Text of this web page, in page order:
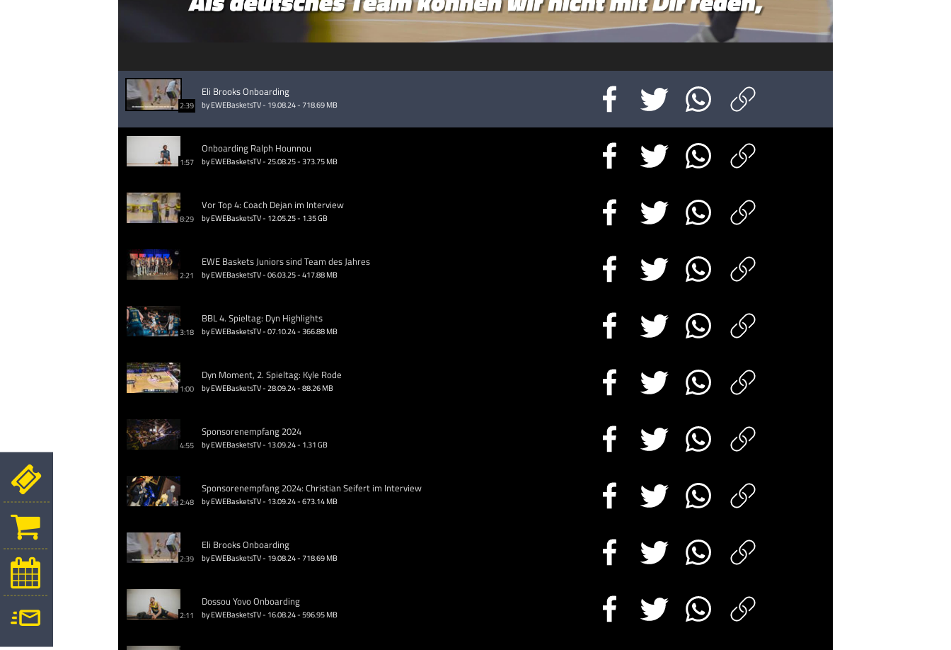
2:39
Eli Brooks Onboarding
by EWEBasketsTV - 19.08.24 - 718.69 MB
1:57
Onboarding Ralph Hounnou
by EWEBasketsTV - 25.08.25 - 373.75 MB
8:29
Vor Top 4: Coach Dejan im Interview
by EWEBasketsTV - 12.05.25 - 1.35 GB
2:21
EWE Baskets Juniors sind Team des Jahres
by EWEBasketsTV - 06.03.25 - 417.88 MB
3:18
BBL 4. Spieltag: Dyn Highlights
by EWEBasketsTV - 07.10.24 - 366.88 MB
1:00
Dyn Moment, 2. Spieltag: Kyle Rode
by EWEBasketsTV - 28.09.24 - 88.26 MB
4:55
Sponsorenempfang 2024
by EWEBasketsTV - 13.09.24 - 1.31 GB
2:48
Sponsorenempfang 2024: Christian Seifert im Interview
by EWEBasketsTV - 13.09.24 - 673.14 MB
2:39
Eli Brooks Onboarding
by EWEBasketsTV - 19.08.24 - 718.69 MB
2:11
Dossou Yovo Onboarding
by EWEBasketsTV - 16.08.24 - 596.95 MB